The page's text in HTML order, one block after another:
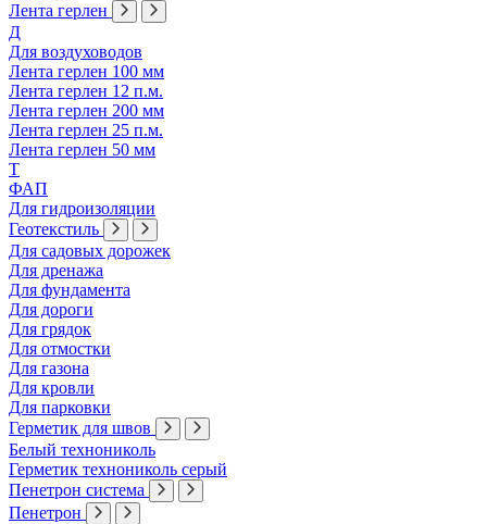
Лента герлен
Д
Для воздуховодов
Лента герлен 100 мм
Лента герлен 12 п.м.
Лента герлен 200 мм
Лента герлен 25 п.м.
Лента герлен 50 мм
Т
ФАП
Для гидроизоляции
Геотекстиль
Для садовых дорожек
Для дренажа
Для фундамента
Для дороги
Для грядок
Для отмостки
Для газона
Для кровли
Для парковки
Герметик для швов
Белый технониколь
Герметик технониколь серый
Пенетрон система
Пенетрон